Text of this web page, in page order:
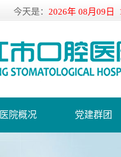
今天是： 2026年 08月09日
医院概况 党建群团